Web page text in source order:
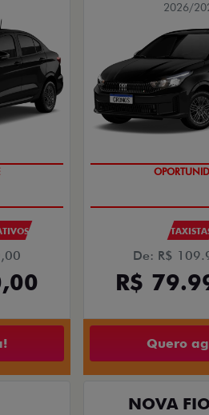
2026/
De: R$
R$
Quero
NOVA